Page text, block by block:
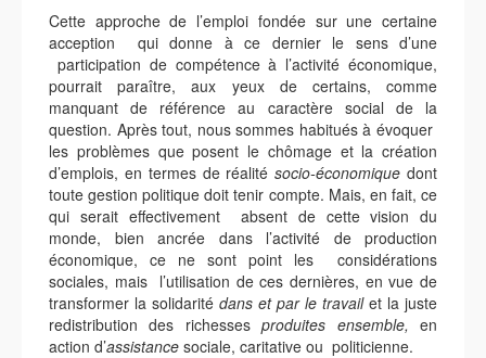
Cette approche de l’emploi fondée sur une certaine
acception qui donne à ce dernier le sens d’une
participation de compétence à l’activité économique,
pourrait paraître, aux yeux de certains, comme
manquant de référence au caractère social de la
question. Après tout, nous sommes habitués à évoquer
les problèmes que posent le chômage et la création
d’emplois, en termes de réalitésocio-économique dont
toute gestion politique doit tenir compte. Mais, en fait, ce
qui serait effectivement absent de cette vision du
monde, bien ancrée dans l’activité de production
économique, ce ne sont point les considérations
sociales, mais l’utilisation de ces dernières, en vue de
transformer la solidarité dans et par le travail et la juste
redistribution des richessesproduites ensemble, en
action d’assistance sociale, caritative ou politicienne.